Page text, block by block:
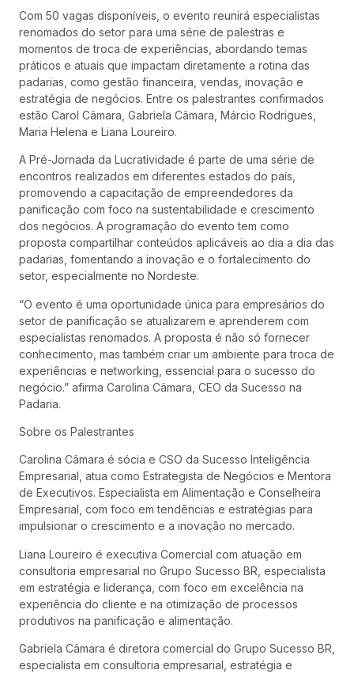
Com 50 vagas disponíveis, o evento reunirá especialistas
renomados do setor para uma série de palestras e
momentos de troca de experiências, abordando temas
práticos e atuais que impactam diretamente a rotina das
padarias, como gestão financeira, vendas, inovação e
estratégia de negócios. Entre os palestrantes confirmados
estão Carol Câmara, Gabriela Câmara, Márcio Rodrigues,
Maria Helena e Liana Loureiro.
A Pré-Jornada da Lucratividade é parte de uma série de
encontros realizados em diferentes estados do país,
promovendo a capacitação de empreendedores da
panificação com foco na sustentabilidade e crescimento
dos negócios. A programação do evento tem como
proposta compartilhar conteúdos aplicáveis ao dia a dia das
padarias, fomentando a inovação e o fortalecimento do
setor, especialmente no Nordeste.
“O evento é uma oportunidade única para empresários do
setor de panificação se atualizarem e aprenderem com
especialistas renomados. A proposta é não só fornecer
conhecimento, mas também criar um ambiente para troca de
experiências e networking, essencial para o sucesso do
negócio.” afirma Carolina Câmara, CEO da Sucesso na
Padaria.
Sobre os Palestrantes
Carolina Câmara é sócia e CSO da Sucesso Inteligência
Empresarial, atua como Estrategista de Negócios e Mentora
de Executivos. Especialista em Alimentação e Conselheira
Empresarial, com foco em tendências e estratégias para
impulsionar o crescimento e a inovação no mercado.
Liana Loureiro é executiva Comercial com atuação em
consultoria empresarial no Grupo Sucesso BR, especialista
em estratégia e liderança, com foco em excelência na
experiência do cliente e na otimização de processos
produtivos na panificação e alimentação.
Gabriela Câmara é diretora comercial do Grupo Sucesso BR,
especialista em consultoria empresarial, estratégia e